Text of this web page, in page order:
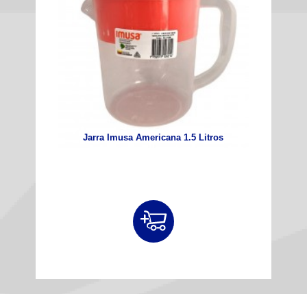
Jarra Imusa Americana 1.5 Litros